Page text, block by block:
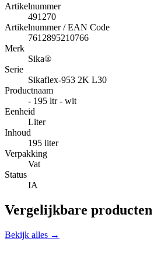
Artikelnummer
491270
Artikelnummer / EAN Code
7612895210766
Merk
Sika®
Serie
Sikaflex-953 2K L30
Productnaam
- 195 ltr - wit
Eenheid
Liter
Inhoud
195 liter
Verpakking
Vat
Status
IA
Vergelijkbare producten
Bekijk alles →